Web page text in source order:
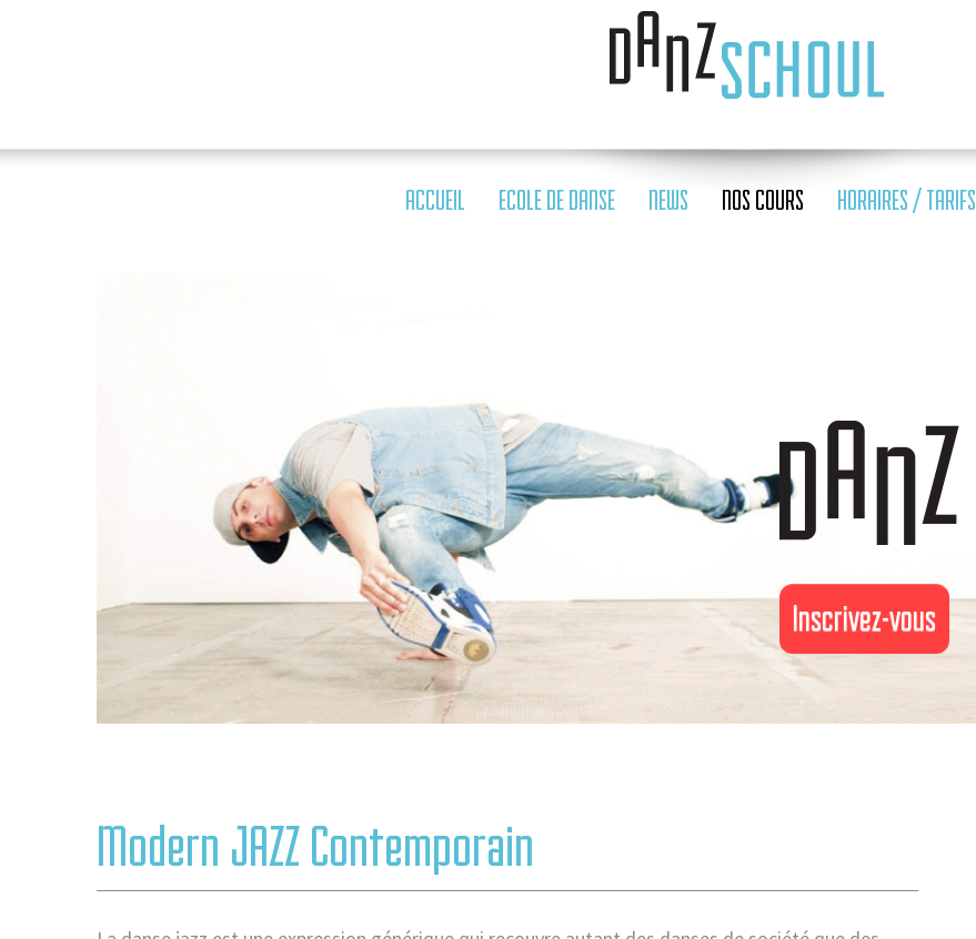
ACCUEIL ECOLE DE DANSE NEWS NOS COURS HORAIRES / TARIFS
Inscrivez-vous
Modern JAZZ Contemporain